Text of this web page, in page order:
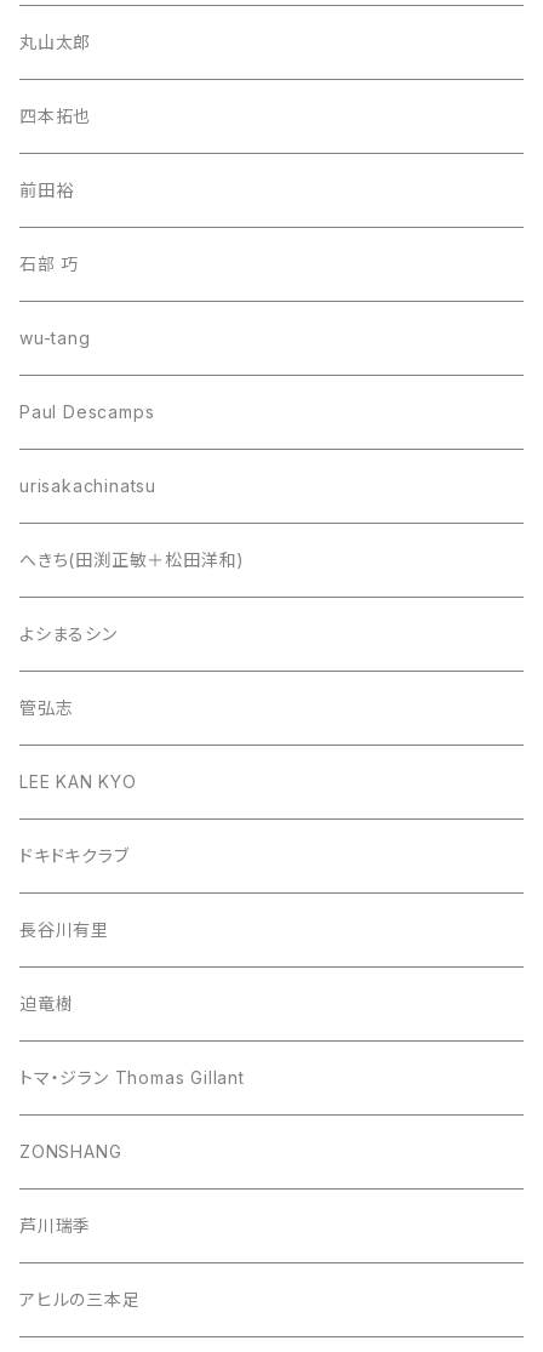
丸山太郎
四本拓也
前田裕
石部 巧
wu-tang
Paul Descamps
urisakachinatsu
へきち(田渕正敏＋松田洋和)
よシまるシン
管弘志
LEE KAN KYO
ドキドキクラブ
長谷川有里
迫竜樹
トマ・ジラン Thomas Gillant
ZONSHANG
芦川瑞季
アヒルの三本足